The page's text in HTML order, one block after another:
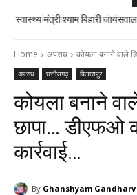
सांप ने काटा तो उसे गले में डाल
Home अपराध कोयला बनाने वाले
अपराध छत्तीसगढ़ बिलासपुर
कोयला बनाने
छापा… डीएफओ
कार्रवाई…
By Ghanshyam Gandharv